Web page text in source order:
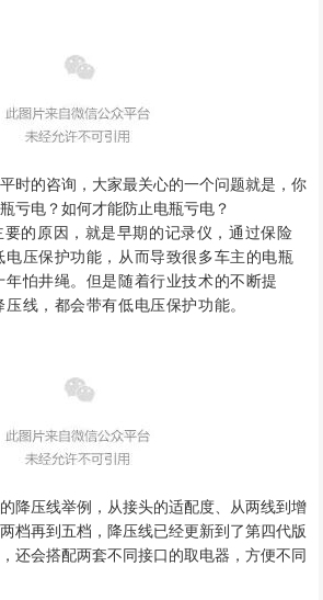
时的咨询 ， 大家最关心的一个问题就是 ，你
亏电 ？如何才能防止电瓶亏电 ？
的原因 ， 就是早期的记录仪 ， 通过保险
电压保护功能 ， 从而导致很多车主的电瓶
年怕井绳。 但是随着行业技术的不断提
压线 ， 都会带有低电压保护功能。
降压线举例 ， 从接头的适配度、从两线到增
档再到五档， 降压线已经更新到了第四代版
还会搭配两套不同接口的取电器，方便不同